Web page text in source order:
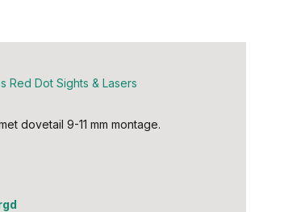
Red Dot Sights & Lasers
dovetail 9-11 mm montage.